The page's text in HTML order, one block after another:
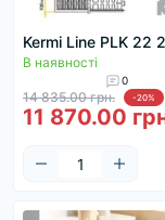
Kermi Line PLK 22
В наявності
0
14 835.00 грн. -20%
11 870.00